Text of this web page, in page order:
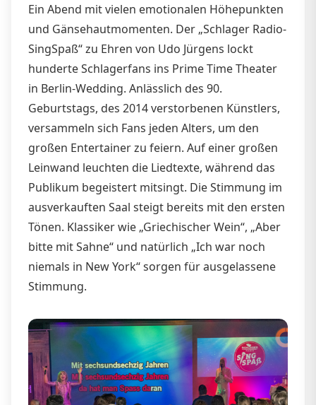
Ein Abend mit vielen emotionalen Höhepunkten
und Gänsehautmomenten. Der „Schlager Radio-
SingSpaß“ zu Ehren von Udo Jürgens lockt
hunderte Schlagerfans ins Prime Time Theater
in Berlin-Wedding. Anlässlich des 90.
Geburtstags, des 2014 verstorbenen Künstlers,
versammeln sich Fans jeden Alters, um den
großen Entertainer zu feiern. Auf einer großen
Leinwand leuchten die Liedtexte, während das
Publikum begeistert mitsingt. Die Stimmung im
ausverkauften Saal steigt bereits mit den ersten
Tönen. Klassiker wie „Griechischer Wein“, „Aber
bitte mit Sahne“ und natürlich „Ich war noch
niemals in New York“ sorgen für ausgelassene
Stimmung.